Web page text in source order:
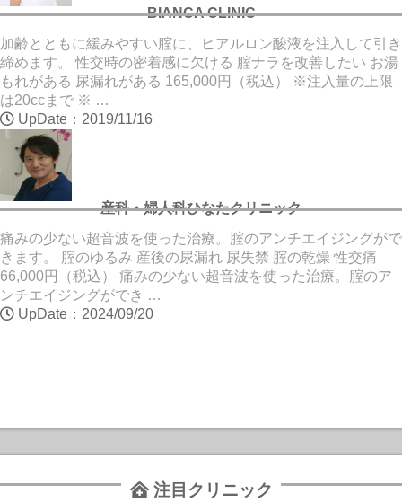
BIANCA CLINIC
加齢とともに緩みやすい腟に、ヒアルロン酸液を注入して引き
締めます。 性交時の密着感に欠ける 腟ナラを改善したい お湯
もれがある 尿漏れがある 165,000円（税込） ※注入量の上限
は20ccまで ※ …
UpDate：2019/11/16
産科・婦人科ひなたクリニック
痛みの少ない超音波を使った治療。腟のアンチエイジングがで
きます。 腟のゆるみ 産後の尿漏れ 尿失禁 腟の乾燥 性交痛
66,000円（税込） 痛みの少ない超音波を使った治療。腟のア
ンチエイジングができ …
UpDate：2024/09/20
注目クリニック